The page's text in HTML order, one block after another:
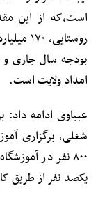
امداد ولایت است.
۸۰۰ نفر در
یکصد نفر از طریق